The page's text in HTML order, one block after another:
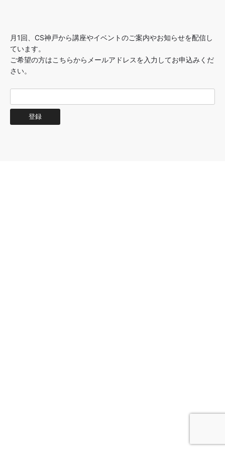
月1回、CS神戸から講座やイベントのご案内やお知らせを配信し
ています。
ご希望の方はこちらからメールアドレスを入力してお申込みくだ
さい。